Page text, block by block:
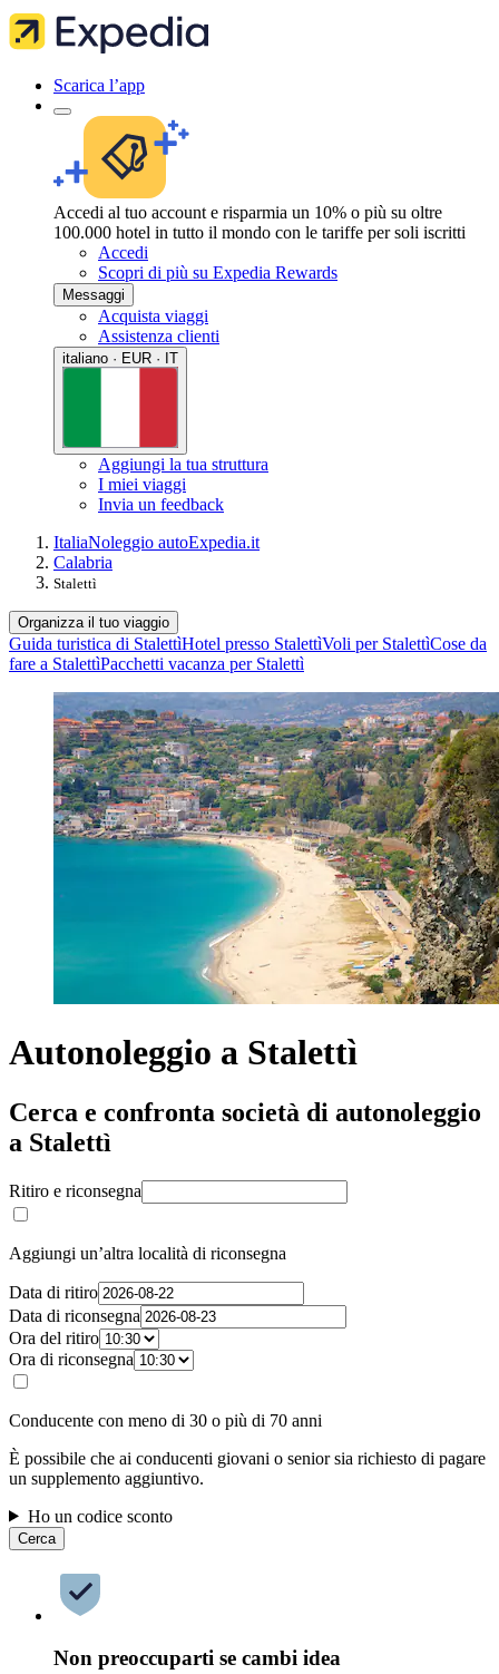
Scarica l’app
Accedi al tuo account e risparmia un 10% o più su oltre
100.000 hotel in tutto il mondo con le tariffe per soli iscritti
Accedi
Scopri di più su Expedia Rewards
Messaggi
Acquista viaggi
Assistenza clienti
italiano · EUR · IT
Aggiungi la tua struttura
I miei viaggi
Invia un feedback
ItaliaNoleggio autoExpedia.it
Calabria
Stalettì
Organizza il tuo viaggio
Guida turistica di StalettìHotel presso StalettìVoli per StalettìCose da
fare a StalettìPacchetti vacanza per Stalettì
Autonoleggio a Stalettì
Cerca e confronta società di autonoleggio
a Stalettì
Ritiro e riconsegna
Aggiungi un’altra località di riconsegna
Data di ritiro
Data di riconsegna
Ora del ritiro
Ora di riconsegna
Conducente con meno di 30 o più di 70 anni
È possibile che ai conducenti giovani o senior sia richiesto di pagare
un supplemento aggiuntivo.
Ho un codice sconto
Cerca
Non preoccuparti se cambi idea